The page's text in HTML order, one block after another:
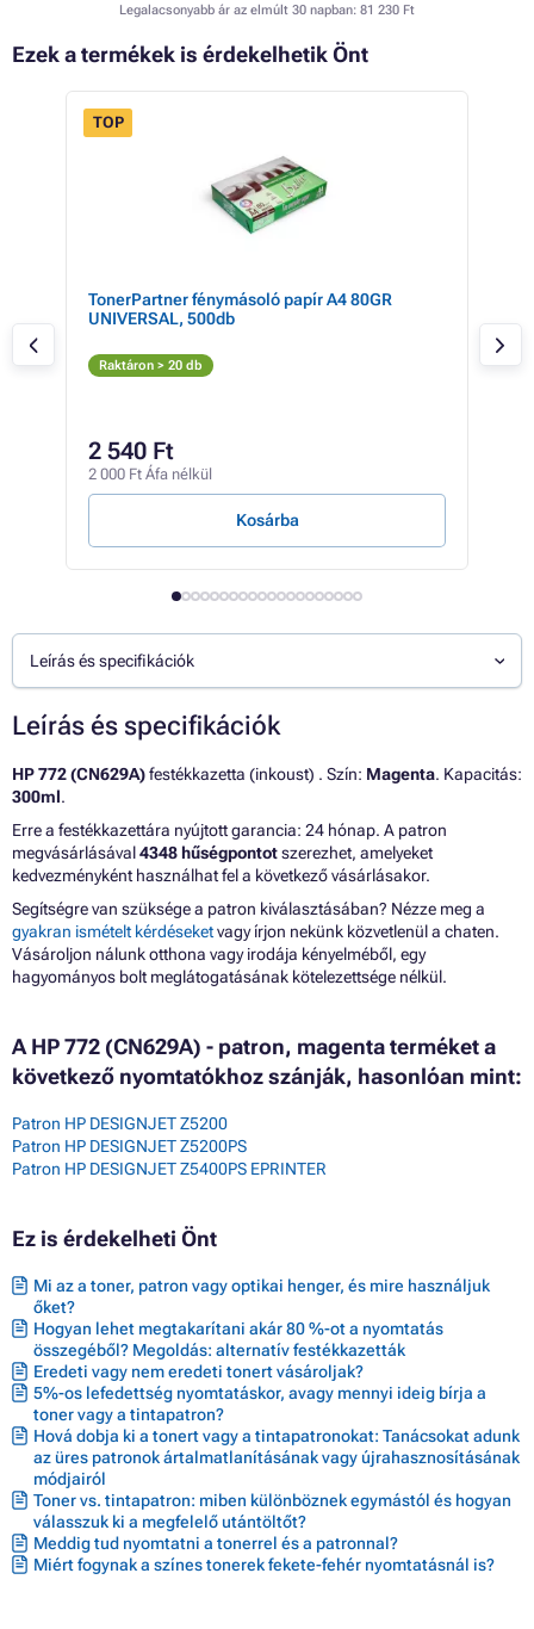
Legalacsonyabb ár az elmúlt 30 napban: 81 230 Ft
Ezek a termékek is érdekelhetik Önt
TOP
TonerPartner fénymásoló papír A4 80GR
UNIVERSAL, 500db
Raktáron > 20 db
2 540 Ft
2 000 Ft Áfa nélkül
Kosárba
Leírás és specifikációk
Leírás és specifikációk
HP 772 (CN629A)festékkazetta (inkoust) . Szín: Magenta. Kapacitás:
300ml.
Erre a festékkazettára nyújtott garancia: 24 hónap. A patron
megvásárlásával4348 hűségpontotszerezhet, amelyeket
kedvezményként használhat fel a következő vásárlásakor.
Segítségre van szüksége a patron kiválasztásában? Nézze meg a
gyakran ismételt kérdéseketvagy írjon nekünk közvetlenül a chaten.
Vásároljon nálunk otthona vagy irodája kényelméből, egy
hagyományos bolt meglátogatásának kötelezettsége nélkül.
A HP 772 (CN629A) - patron, magenta terméket a
következő nyomtatókhoz szánják, hasonlóan mint:
Patron HP DESIGNJET Z5200
Patron HP DESIGNJET Z5200PS
Patron HP DESIGNJET Z5400PS EPRINTER
Ez is érdekelheti Önt
Mi az a toner, patron vagy optikai henger, és mire használjuk
őket?
Hogyan lehet megtakarítani akár 80 %-ot a nyomtatás
összegéből? Megoldás: alternatív festékkazetták
Eredeti vagy nem eredeti tonert vásároljak?
5%-os lefedettség nyomtatáskor, avagy mennyi ideig bírja a
toner vagy a tintapatron?
Hová dobja ki a tonert vagy a tintapatronokat: Tanácsokat adunk
az üres patronok ártalmatlanításának vagy újrahasznosításának
módjairól
Toner vs. tintapatron: miben különböznek egymástól és hogyan
válasszuk ki a megfelelő utántöltőt?
Meddig tud nyomtatni a tonerrel és a patronnal?
Miért fogynak a színes tonerek fekete-fehér nyomtatásnál is?